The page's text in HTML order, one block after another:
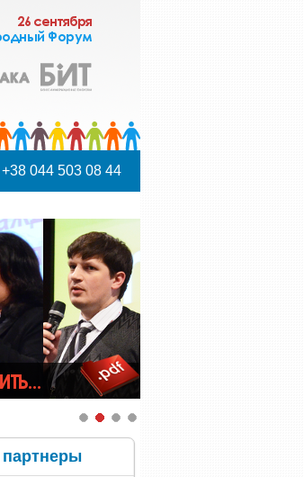
+38 044 503 08 44